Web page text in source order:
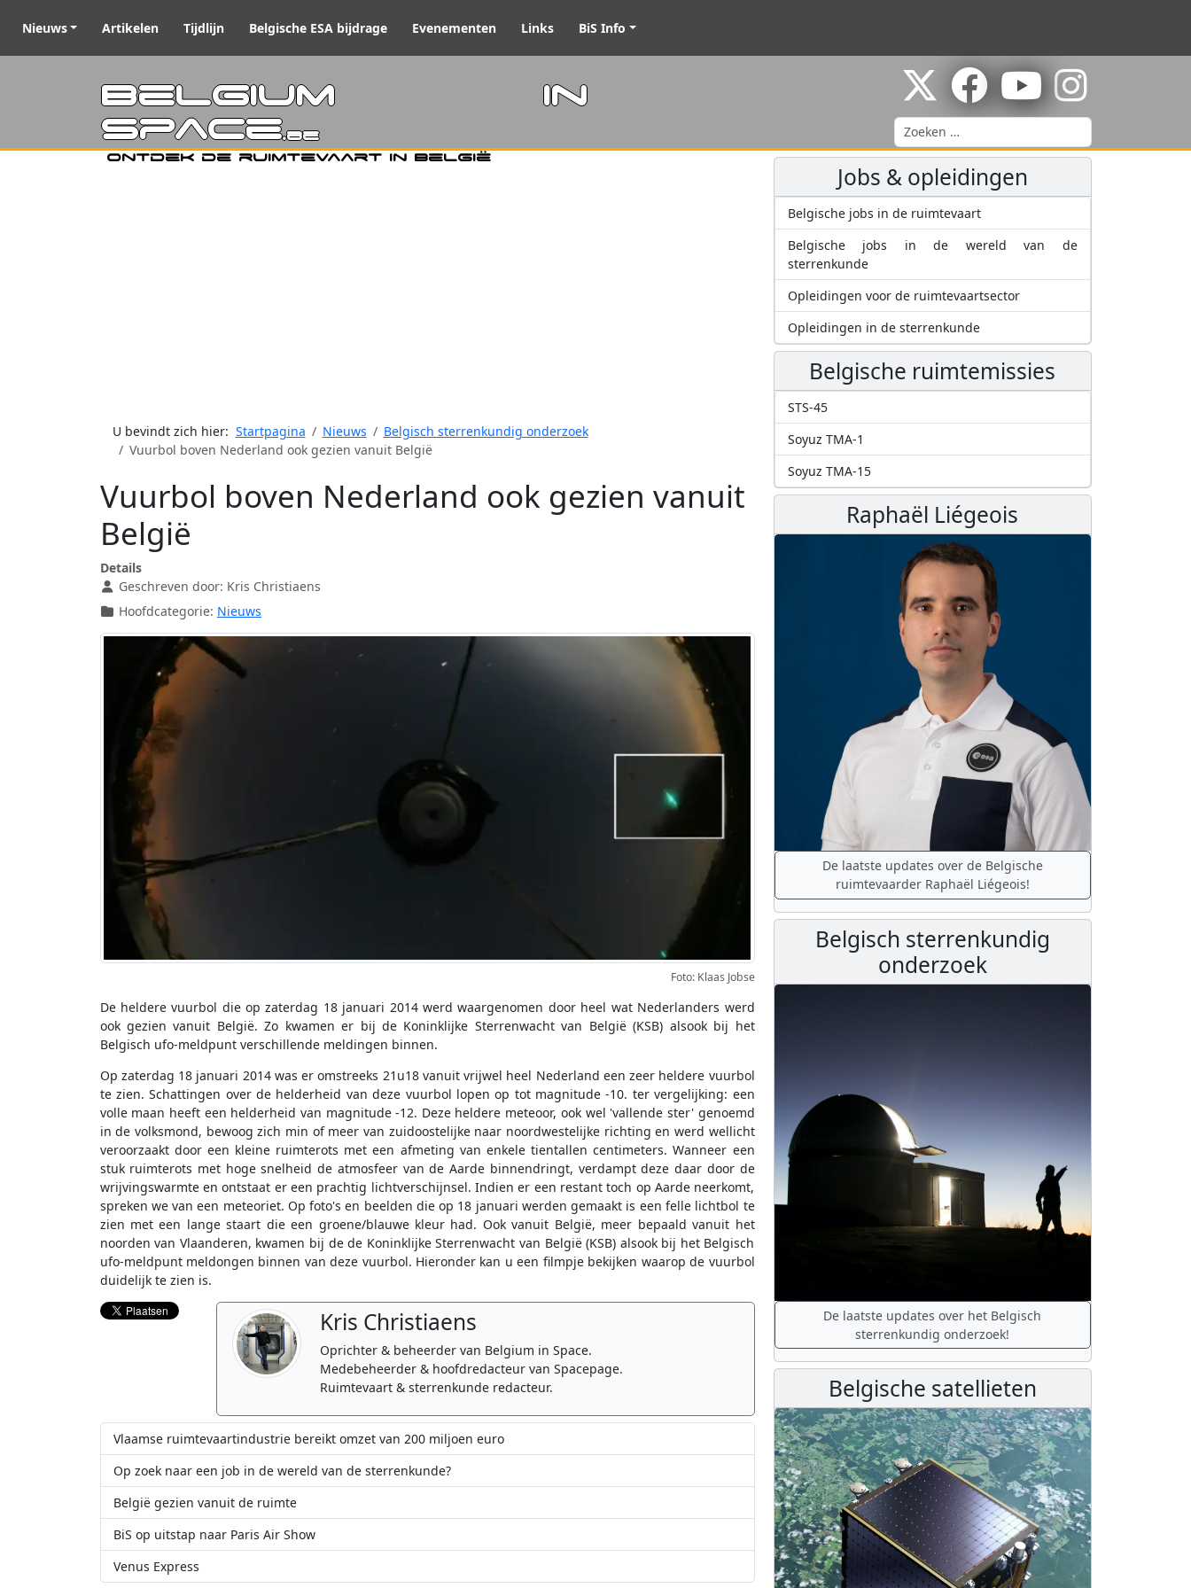
Nieuws Artikelen Tijdlijn Belgische ESA bijdrage Evenementen Links BiS Info
Belgium in
Space.be
Ontdek de ruimtevaart in België
Zoeken
U bevindt zich hier: Startpagina Nieuws
Belgisch sterrenkundig onderzoek
Vuurbol boven Nederland ook gezien vanuit België
Vuurbol boven Nederland ook gezien vanuit
België
Details
Geschreven door: Kris Christiaens
Hoofdcategorie: Nieuws
Foto: Klaas Jobse
De heldere vuurbol die op zaterdag 18 januari 2014 werd waargenomen door heel wat Nederlanders werd
ook gezien vanuit België. Zo kwamen er bij de Koninklijke Sterrenwacht van België (KSB) alsook bij het
Belgisch ufo-meldpunt verschillende meldingen binnen.
Op zaterdag 18 januari 2014 was er omstreeks 21u18 vanuit vrijwel heel Nederland een zeer heldere vuurbol
te zien. Schattingen over de helderheid van deze vuurbol lopen op tot magnitude -10. ter vergelijking: een
volle maan heeft een helderheid van magnitude -12. Deze heldere meteoor, ook wel 'vallende ster' genoemd
in de volksmond, bewoog zich min of meer van zuidoostelijke naar noordwestelijke richting en werd wellicht
veroorzaakt door een kleine ruimterots met een afmeting van enkele tientallen centimeters. Wanneer een
stuk ruimterots met hoge snelheid de atmosfeer van de Aarde binnendringt, verdampt deze daar door de
wrijvingswarmte en ontstaat er een prachtig lichtverschijnsel. Indien er een restant toch op Aarde neerkomt,
spreken we van een meteoriet. Op foto's en beelden die op 18 januari werden gemaakt is een felle lichtbol te
zien met een lange staart die een groene/blauwe kleur had. Ook vanuit België, meer bepaald vanuit het
noorden van Vlaanderen, kwamen bij de de Koninklijke Sterrenwacht van België (KSB) alsook bij het Belgisch
ufo-meldpunt meldongen binnen van deze vuurbol. Hieronder kan u een filmpje bekijken waarop de vuurbol
duidelijk te zien is.
Kris Christiaens
Oprichter & beheerder van Belgium in Space.
Medebeheerder & hoofdredacteur van Spacepage.
Ruimtevaart & sterrenkunde redacteur.
Vlaamse ruimtevaartindustrie bereikt omzet van 200 miljoen euro
Op zoek naar een job in de wereld van de sterrenkunde?
België gezien vanuit de ruimte
BiS op uitstap naar Paris Air Show
Venus Express
Jobs & opleidingen
Belgische jobs in de ruimtevaart
Belgische jobs in de wereld van de
sterrenkunde
Opleidingen voor de ruimtevaartsector
Opleidingen in de sterrenkunde
Belgische ruimtemissies
STS-45
Soyuz TMA-1
Soyuz TMA-15
Raphaël Liégeois
De laatste updates over de Belgische
ruimtevaarder Raphaël Liégeois!
Belgisch sterrenkundig
onderzoek
De laatste updates over het Belgisch
sterrenkundig onderzoek!
Belgische satellieten